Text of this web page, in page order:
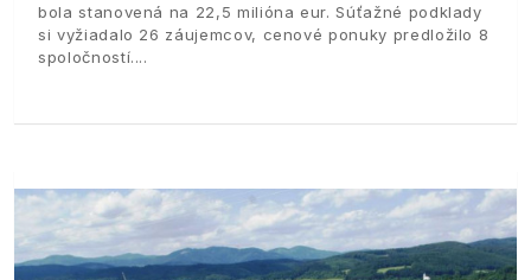
bola stanovená na 22,5 milióna eur. Súťažné podklady
si vyžiadalo 26 záujemcov, cenové ponuky predložilo 8
spoločností.